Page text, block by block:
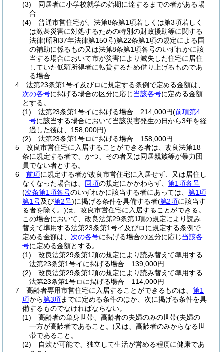
(3)
同居者に小学校就学の始期に達するまでの者がある場
合
(4)
普通市営住宅が、法第8条第1項若しくは第3項若しく
は激甚災害に対処するための特別の財政援助等に関する
法律(昭和37年法律第150号)第22条第1項の規定による国
の補助に係るもの又は法第8条第1項各号のいずれかに該
当する場合において市が災害により滅失した住宅に居住
していた低額所得者に転貸するため借り上げるものであ
る場合
4
法第23条第1号イ及びロに規定する条例で定める金額は、
次の各号に掲げる場合の区分に応じ当該各号に定める金額
とする。
(1)
法第23条第1号イに掲げる場合 214,000円(前項第4
号に該当する場合において当該災害発生の日から3年を経
過した後は、158,000円)
(2)
法第23条第1号ロに掲げる場合 158,000円
5
改良市営住宅に入居することができる者は、改良法第18
条に規定する者で、かつ、その者又は同居親族等が暴力団
員でない者とする。
6
前項に規定する者が改良市営住宅に入居せず、又は居住し
なくなった場合は、 同項の規定にかかわらず、 第1項各号
(次条第1項各号のいずれかに該当する者にあっては、 第1項
第1号及び第2号)に掲げる条件を具備する者(第2項に該当す
る者を除く。)は、改良市営住宅に入居することができる。
この場合において、改良法第29条第1項の規定により読み
替えて準用する法第23条第1号イ及びロに規定する条例で
定める金額は、 次の各号に掲げる場合の区分に応じ当該各
号に定める金額とする。
(1)
改良法第29条第1項の規定により読み替えて準用する
法第23条第1号イに掲げる場合 139,000円
(2)
改良法第29条第1項の規定により読み替えて準用する
法第23条第1号ロに掲げる場合 114,000円
7
高齢者専用市営住宅に入居することができるものは、 第1
項から第3項までに定める条件のほか、次に掲げる条件を具
備するものでなければならない。
(1)
高齢者の単身世帯、高齢者の夫婦のみの世帯(夫婦の
一方が高齢者であること。)又は、高齢者のみからなる世
帯であること。
(2)
自炊が可能で、独立して生活が営める程度に健康であ